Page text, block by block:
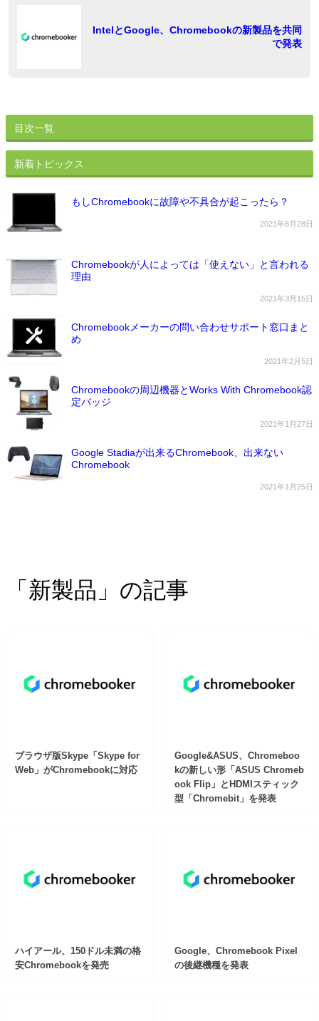
IntelとGoogle、Chromebookの新製品を共同
で発表
目次一覧
新着トピックス
もしChromebookに故障や不具合が起こったら？
2021年6月28日
Chromebookが人によっては「使えない」と言われる
理由
2021年3月15日
Chromebookメーカーの問い合わせサポート窓口まと
め
2021年2月5日
Chromebookの周辺機器とWorks With Chromebook認
定バッジ
2021年1月27日
Google Stadiaが出来るChromebook、出来ない
Chromebook
2021年1月25日
「新製品」の記事
ブラウザ版Skype「Skype for
Web」がChromebookに対応
Google&ASUS、Chromeboo
kの新しい形「ASUS Chromeb
ook Flip」とHDMIスティック
型「Chromebit」を発表
ハイアール、150ドル未満の格
安Chromebookを発売
Google、Chromebook Pixel
の後継機種を発表